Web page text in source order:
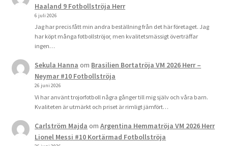
Haaland 9 Fotbollströja Herr
6 juli 2026
Jag har precis fått min andra beställning från det här företaget. Jag
har köpt många fotbollströjor, men kvalitetsmässigt överträffar
ingen…
Sekula Hanna om Brasilien Bortatröja VM 2026 Herr –
Neymar #10 Fotbollströja
26 juni 2026
Vi har använt trojorfotboll några gånger till mig själv och våra barn.
Kvaliteten är utmärkt och priset är rimligt jämfört…
Carlström Majda omArgentina Hemmatröja VM 2026 Herr
Lionel Messi #10 Kortärmad Fotbollströja